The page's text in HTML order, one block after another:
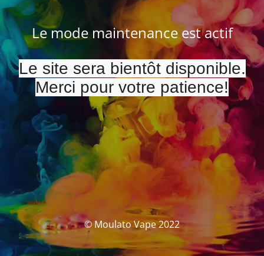
Le mode maintenance est actif
Le site sera bientôt disponible.
Merci pour votre patience!
© Moulato Vape 2022